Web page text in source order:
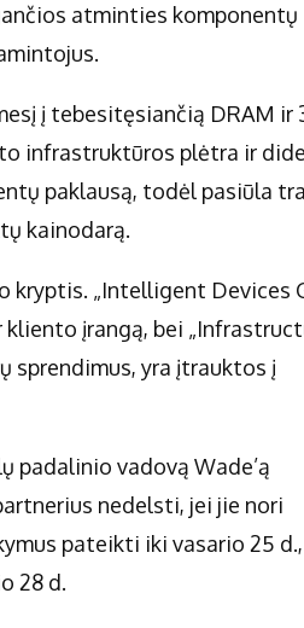
atminties komponentų
į tebesitęsiančią DRAM ir
infrastruktūros plėtra ir
paklausą, todėl pasiūla
kainodarą.
kryptis. „Intelligent Devices
įrangą, bei
sprendimus, yra įtrauktos į
padalinio vadovą Wade’ą
nedelsti, jei jie nori
pateikti iki vasario 25
28 d.